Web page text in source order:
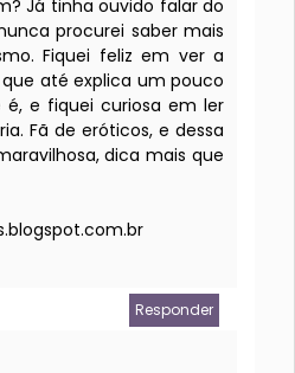
Já tinha ouvido falar do
procurei saber mais
Fiquei feliz em ver a
até explica um pouco
e fiquei curiosa em ler
Fã de eróticos, e dessa
dica mais que
Responder